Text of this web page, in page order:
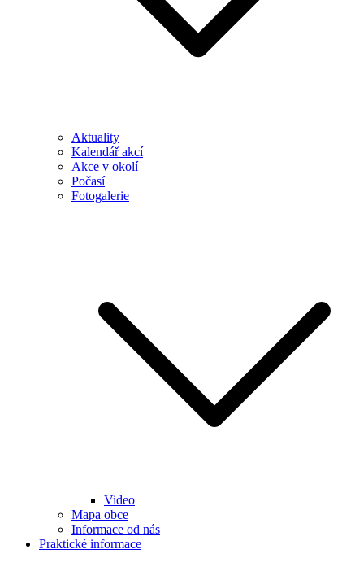
Aktuality
Kalendář akcí
Akce v okolí
Počasí
Fotogalerie
Video
Mapa obce
Informace od nás
Praktické informace